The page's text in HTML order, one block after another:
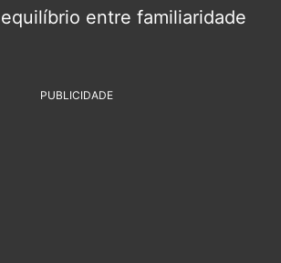
entre familiaridade
PUBLICIDADE